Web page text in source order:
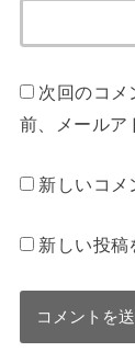
次回のコメ
前、メールア
新しいコメ
新しい投稿